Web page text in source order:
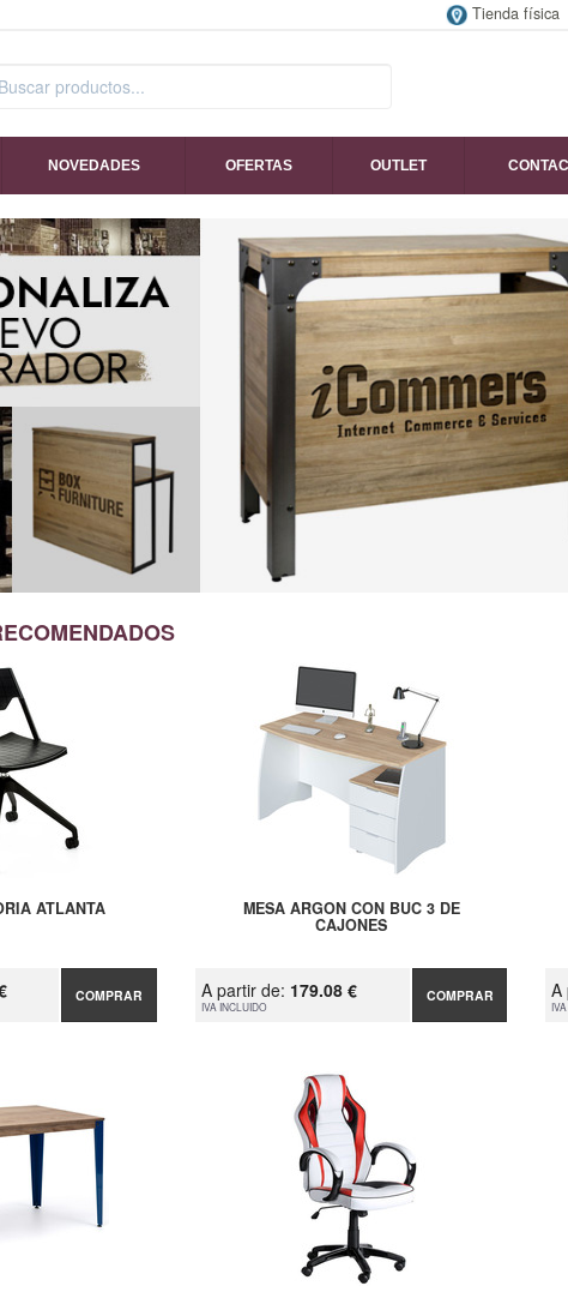
Tienda física
NOVEDADES OFERTAS OUTLET
ATLANTA
COMPRAR
MESA ARGON CON BUC 3 DE
CAJONES
A partir de: 179.08 €
IVA INCLUIDO
COMPRAR A